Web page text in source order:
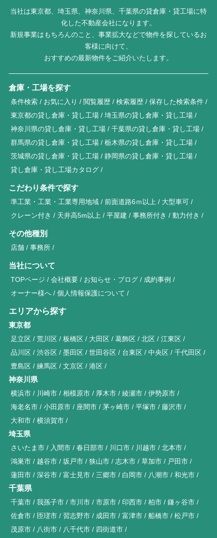
当社は東京都、埼玉県、神奈川県、千葉県の貸倉庫・貸工場に特
化した不動産会社になります。
新規事業はもちろんのこと、事業拡大などで物件を探しているお
客様に向けて、
おすすめの最新物件をご紹介いたします。
倉庫・工場を探す
条件検索 お気に入り 閲覧履歴 検索履歴
保存した検索条件
東京都の貸し倉庫・貸し工場
埼玉県の貸し倉庫・貸し工場
神奈川県の貸し倉庫・貸し工場
千葉県の貸し倉庫・貸し工場
群馬県の貸し倉庫・貸し工場
栃木県の貸し倉庫・貸し工場
茨城県の貸し倉庫・貸し工場
静岡県の貸し倉庫・貸し工場
貸し倉庫・貸し工場カタログ
こだわり条件で探す
準工業・工業・工業専用地域 前面道路6ｍ以上
大型車可
クレーン付き
天井高5m以上 平屋建 事務所付き 動力付き
その他種別
店舗 事務所
当社について
TOPページ 会社概要 お知らせ・ブログ
成約事例
オーナー様へ
個人情報保護について
エリアから探す
東京都
足立区 荒川区 板橋区 大田区 葛飾区 北区
江東区
品川区
渋谷区 墨田区 世田谷区 台東区 中央区
千代田区
豊島区
練馬区 文京区 港区
神奈川県
横浜市 川崎市 相模原市 厚木市 綾瀬市
伊勢原市
海老名市
小田原市 座間市 茅ヶ崎市 平塚市
藤沢市
大和市
横須賀市
埼玉県
さいたま市 入間市 春日部市 川口市 川越市
北本市
鴻巣市
越谷市 坂戸市 狭山市 志木市 草加市
戸田市
蓮田市
深谷市 富士見市 三郷市 白岡市 八潮市 和光市
千葉県
千葉市 我孫子市 市川市 市原市 印西市 柏市
鎌ヶ谷市
佐倉市
匝瑳市 習志野市 成田市 富津市 船橋市
松戸市
茂原市
八街市 八千代市 四街道市